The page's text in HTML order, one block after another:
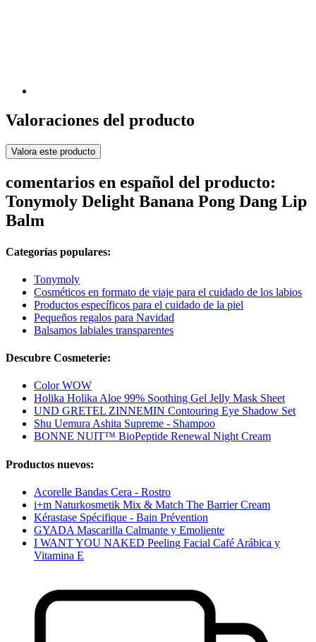
Valoraciones del producto
Valora este producto
comentarios en español del producto:
Tonymoly Delight Banana Pong Dang Lip
Balm
Categorías populares:
Tonymoly
Cosméticos en formato de viaje para el cuidado de los labios
Productos específicos para el cuidado de la piel
Pequeños regalos para Navidad
Balsamos labiales transparentes
Descubre Cosmeterie:
Color WOW
Holika Holika Aloe 99% Soothing Gel Jelly Mask Sheet
UND GRETEL ZINNEMIN Contouring Eye Shadow Set
Shu Uemura Ashita Supreme - Shampoo
BONNE NUIT™ BioPeptide Renewal Night Cream
Productos nuevos:
Acorelle Bandas Cera - Rostro
i+m Naturkosmetik Mix & Match The Barrier Cream
Kérastase Spécifique - Bain Prévention
GYADA Mascarilla Calmante y Emoliente
I WANT YOU NAKED Peeling Facial Café Arábica y
Vitamina E